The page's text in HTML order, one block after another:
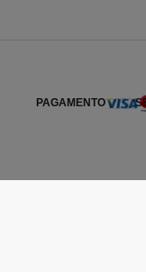
PAGAMENTO